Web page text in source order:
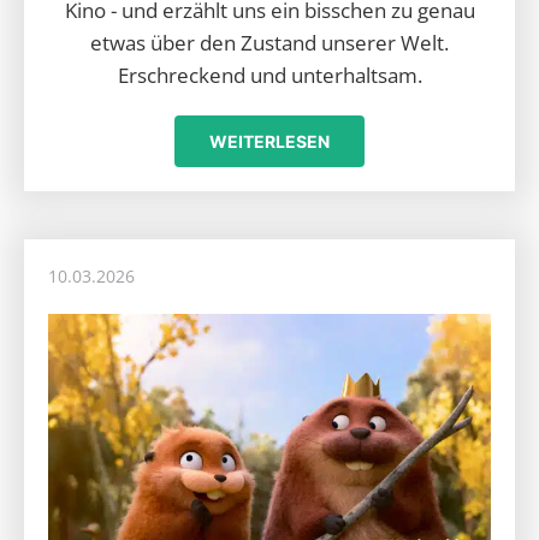
Kino - und erzählt uns ein bisschen zu genau
etwas über den Zustand unserer Welt.
Erschreckend und unterhaltsam.
WEITERLESEN
10.03.2026